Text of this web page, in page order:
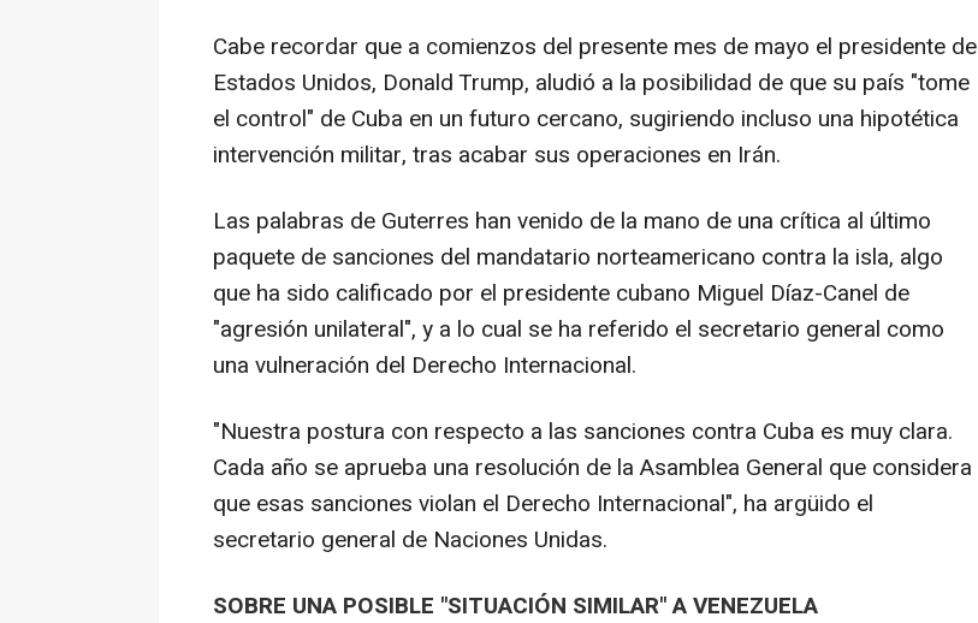
Cabe recordar que a comienzos del presente mes de mayo el presidente de
Estados Unidos, Donald Trump, aludió a la posibilidad de que su país "tome
el control" de Cuba en un futuro cercano, sugiriendo incluso una hipotética
intervención militar, tras acabar sus operaciones en Irán.
Las palabras de Guterres han venido de la mano de una crítica al último
paquete de sanciones del mandatario norteamericano contra la isla, algo
que ha sido calificado por el presidente cubano Miguel Díaz-Canel de
"agresión unilateral", y a lo cual se ha referido el secretario general como
una vulneración del Derecho Internacional.
"Nuestra postura con respecto a las sanciones contra Cuba es muy clara.
Cada año se aprueba una resolución de la Asamblea General que considera
que esas sanciones violan el Derecho Internacional", ha argüido el
secretario general de Naciones Unidas.
SOBRE UNA POSIBLE "SITUACIÓN SIMILAR" A VENEZUELA